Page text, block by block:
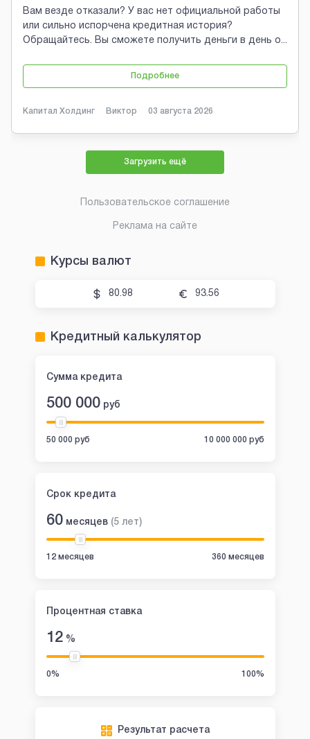
Вам везде отказали? У вас нет официальной работы
или сильно испорчена кредитная история?
Обращайтесь. Вы сможете получить деньги в день о...
Подробнее
Капитал Холдинг Виктор 03 августа 2026
Загрузить ещё
Пользовательское соглашение
Реклама на сайте
Курсы валют
80.98 93.56
Кредитный калькулятор
Сумма кредита
500 000 руб
50 000 руб 10 000 000 руб
Срок кредита
60 месяцев (5 лет)
12 месяцев 360 месяцев
Процентная ставка
12%
0% 100%
Результат расчета